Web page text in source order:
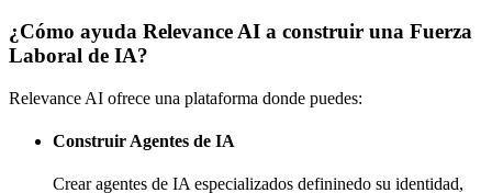
¿Cómo ayuda Relevance AI a construir una Fuerza
Laboral de IA?
Relevance AI ofrece una plataforma donde puedes:
Construir Agentes de IA
Crear agentes de IA especializados defininedo su identidad,